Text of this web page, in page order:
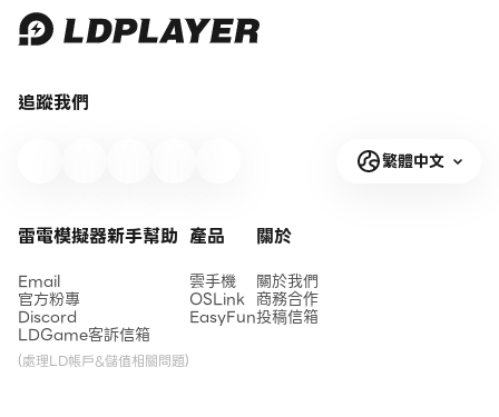
追蹤我們
繁體中文
雷電模擬器新手幫助
Email
官方粉專
Discord
LDGame客訴信箱
(處理LD帳戶&儲值相關問題)
產品
雲手機
OSLink
EasyFun
關於
關於我們
商務合作
投稿信箱